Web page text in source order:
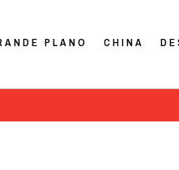
PLANO CHINA